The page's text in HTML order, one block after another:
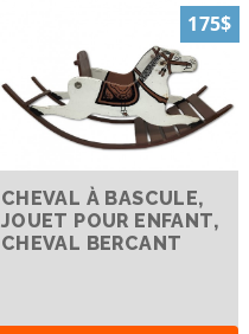
175$
CHEVAL À BASCULE,
JOUET POUR ENFANT,
CHEVAL BERCANT